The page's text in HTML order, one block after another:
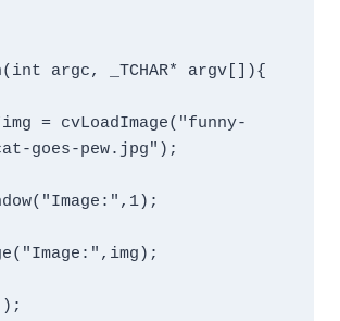
argc, _TCHAR* argv[]){
= cvLoadImage("funny-
goes-pew.jpg");